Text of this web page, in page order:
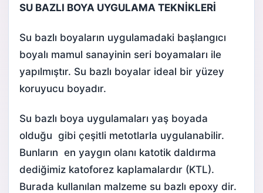
SU BAZLI BOYA UYGULAMA TEKNİKLERİ
Su bazlı boyaların uygulamadaki başlangıcı
boyalı mamul sanayinin seri boyamaları ile
yapılmıştır. Su bazlı boyalar ideal bir yüzey
koruyucu boyadır.
Su bazlı boya uygulamaları yaş boyada
olduğu gibi çeşitli metotlarla uygulanabilir.
Bunların en yaygın olanı katotik daldırma
dediğimiz katoforez kaplamalardır (KTL).
Burada kullanılan malzeme su bazlı epoxy dir.